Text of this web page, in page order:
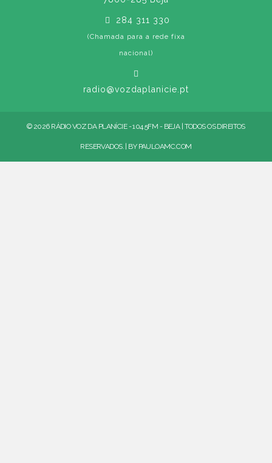
284 311 330
(Chamada para a rede fixa
nacional)
radio@vozdaplanicie.pt
© 2026 RÁDIO VOZ DA PLANÍCIE - 104.5FM - BEJA | TODOS OS DIREITOS
RESERVADOS. | BY PAULOAMC.COM